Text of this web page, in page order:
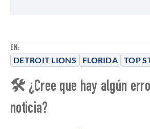
EN:
DETROIT LIONS FLORIDA TOP
🛠 ¿Cree que hay algún
noticia?